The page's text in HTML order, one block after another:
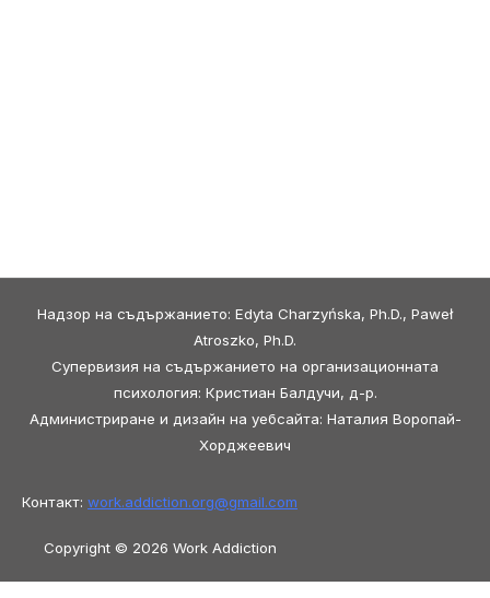
Надзор на съдържанието: Edyta Charzyńska, Ph.D., Paweł
Atroszko, Ph.D.
Супервизия на съдържанието на организационната
психология: Кристиан Балдучи, д-р.
Администриране и дизайн на уебсайта: Наталия Воропай-
Хорджеевич
Контакт: work.addiction.org@gmail.com
Copyright © 2026 Work Addiction